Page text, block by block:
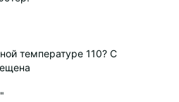
температуре 110? C